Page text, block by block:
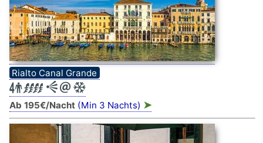
Rialto Canal Grande
Ab 195€/Nacht(Min 3 Nachts) ➤